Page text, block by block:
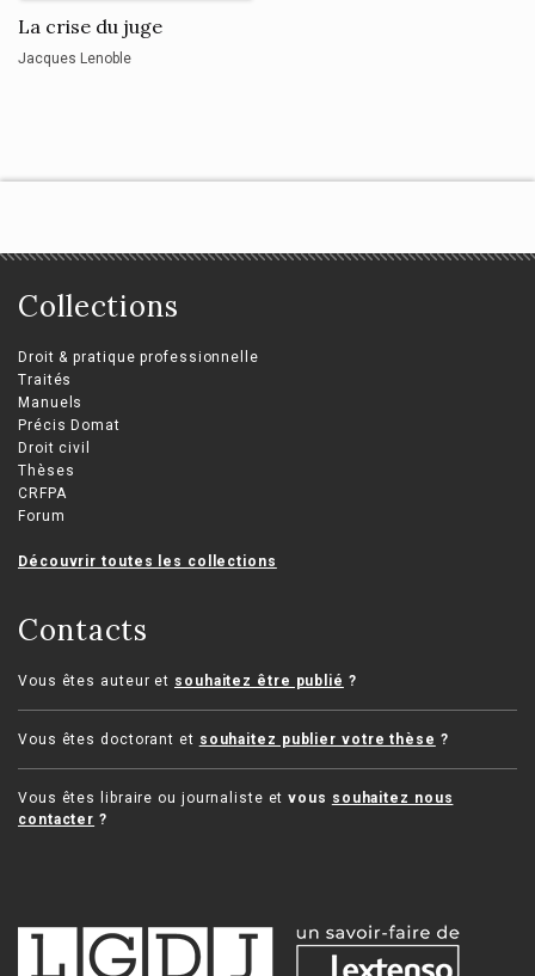
La crise du juge
Jacques Lenoble
Collections
Droit & pratique professionnelle
Traités
Manuels
Précis Domat
Droit civil
Thèses
CRFPA
Forum
Découvrir toutes les collections
Contacts
Vous êtes auteur et souhaitez être publié ?
Vous êtes doctorant et souhaitez publier votre thèse ?
Vous êtes libraire ou journaliste etvous souhaitez nous
contacter ?